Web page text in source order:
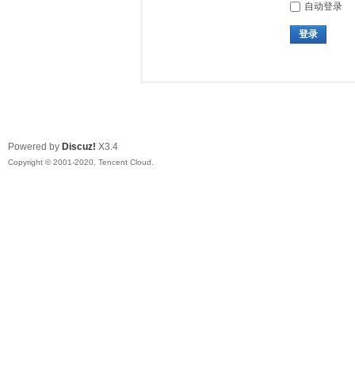
自动登录
登录
Powered by Discuz! X3.4
Copyright © 2001-2020, Tencent Cloud.